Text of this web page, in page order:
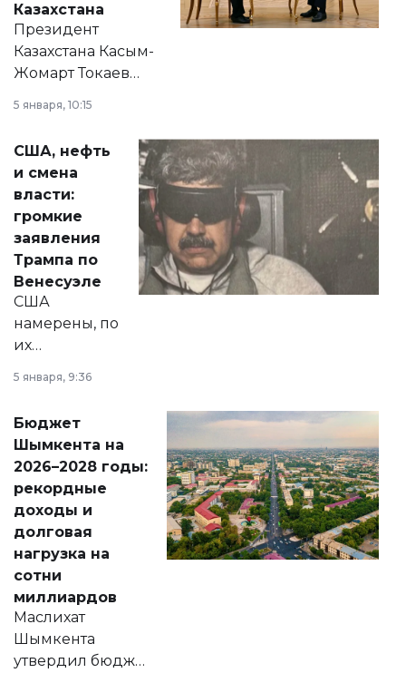
Казахстана
Президент
Казахстана Касым-
Жомарт Токаев
сразу несколько
актуальных тем —
от слухов о
политических
реформах до
вопросов армии,
экономики и
личного здоровья.
5 января, 10:15
США, нефть
и смена
власти:
громкие
заявления
Трампа по
Венесуэле
США
намерены, по
их
принести
народу
Венесуэлы.
5 января, 9:36
Бюджет
Шымкента на
2026–2028 годы:
рекордные
доходы и
долговая
нагрузка на
сотни
миллиардов
Маслихат
Шымкента
утвердил бюджет